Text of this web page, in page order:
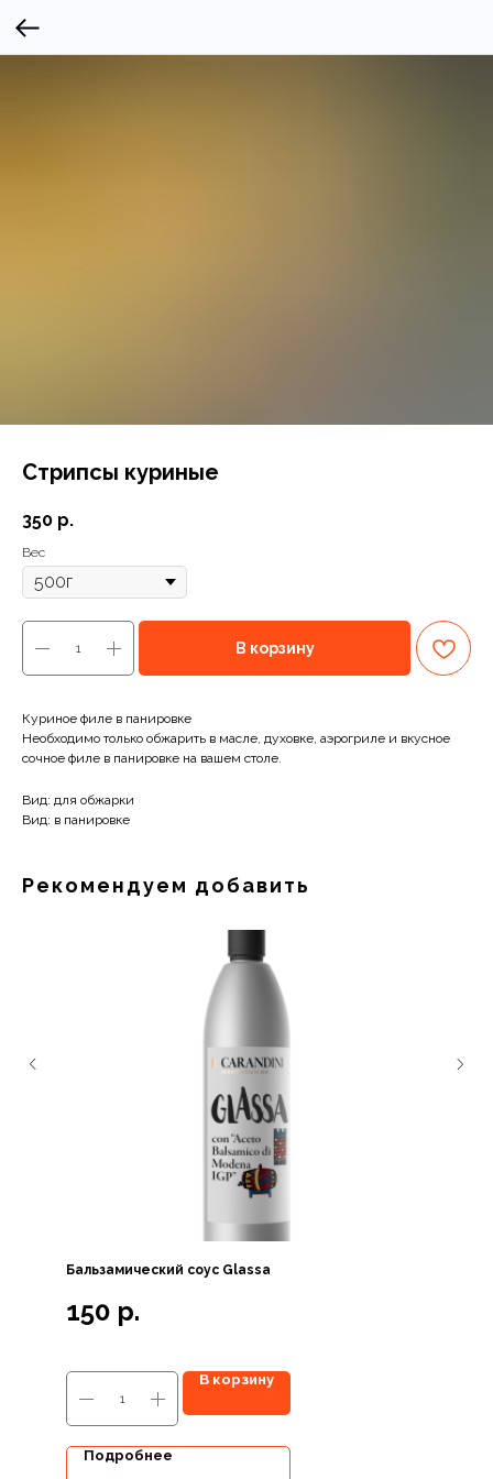
Стрипсы куриные
350 р.
Вес
В корзину
Куриное филе в панировке
Необходимо только обжарить в масле, духовке, аэрогриле и вкусное
сочное филе в панировке на вашем столе.
Вид: для обжарки
Вид: в панировке
Рекомендуем добавить
Бальзамический соус Glassa
150 р.
В корзину
Подробнее